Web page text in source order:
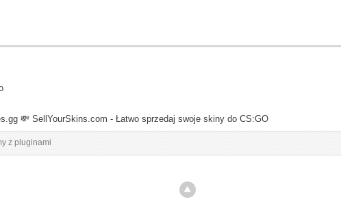
💸 SellYourSkins.com - Łatwo sprzedaj swoje skiny do CS:GO
z pluginami